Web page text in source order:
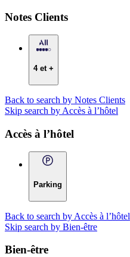
Notes Clients
4 et +
Back to search by Notes Clients
Skip search by Accès à l’hôtel
Accès à l’hôtel
Parking
Back to search by Accès à l’hôtel
Skip search by Bien-être
Bien-être